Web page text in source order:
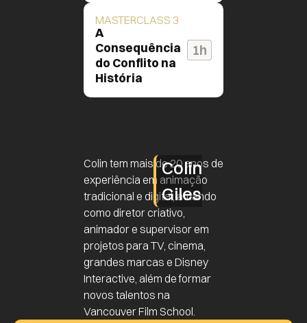
Colin
Giles
Colin tem mais de 20 anos de
experiência em animação
tradicional e digital, atuando
como diretor criativo,
animador e supervisor em
projetos para TV, cinema,
grandes marcas e Disney
Interactive, além de formar
novos talentos na
Vancouver Film School.
MASTERCLASS 3
A
Consequência
do Conflito na
História
1h